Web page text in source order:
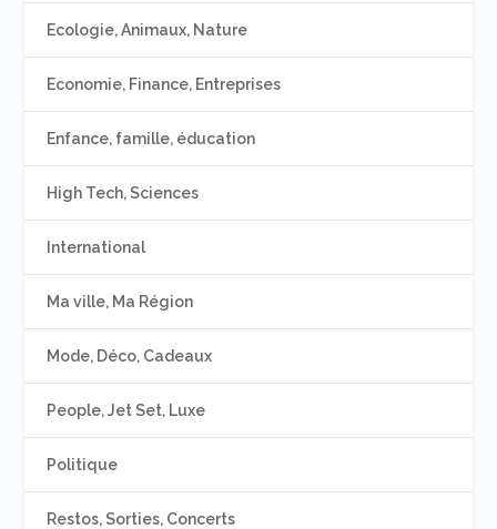
Ecologie, Animaux, Nature
Economie, Finance, Entreprises
Enfance, famille, éducation
High Tech, Sciences
International
Ma ville, Ma Région
Mode, Déco, Cadeaux
People, Jet Set, Luxe
Politique
Restos, Sorties, Concerts